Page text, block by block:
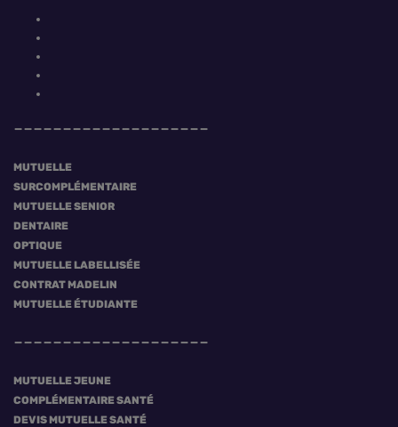
MUTUELLE
SURCOMPLÉMENTAIRE
MUTUELLE SENIOR
DENTAIRE
OPTIQUE
MUTUELLE LABELLISÉE
CONTRAT MADELIN
MUTUELLE ÉTUDIANTE
MUTUELLE JEUNE
COMPLÉMENTAIRE SANTÉ
DEVIS MUTUELLE SANTÉ